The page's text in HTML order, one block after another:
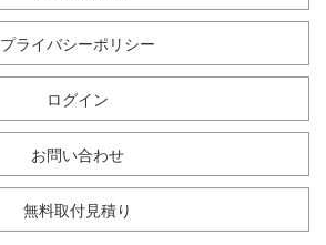
プライバシーポリシー
ログイン
お問い合わせ
無料取付見積り